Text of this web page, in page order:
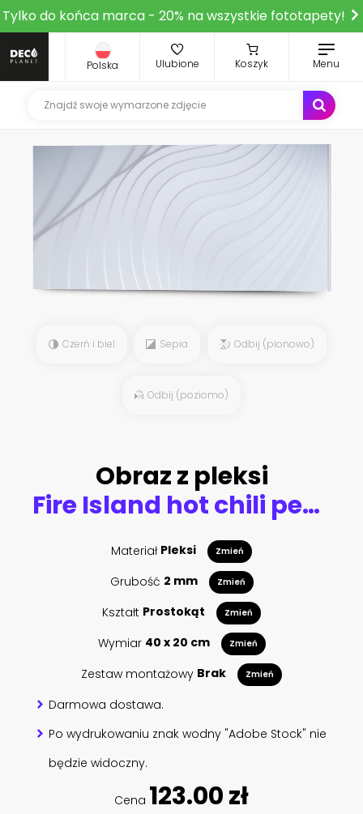
Tylko do końca marca - 20% na wszystkie fototapety!
Polska Ulubione Koszyk Menu
Czerń i biel Sepia Odbij (pionowo)
Odbij (poziomo)
Obraz z pleksi
Fire Island hot chili peppers
Materiał Pleksi Zmień
Grubość 2 mm Zmień
Kształt Prostokąt Zmień
Wymiar 40 x 20 cm Zmień
Zestaw montażowy Brak Zmień
Darmowa dostawa.
Po wydrukowaniu znak wodny "Adobe Stock" nie
będzie widoczny.
Cena 123.00 zł